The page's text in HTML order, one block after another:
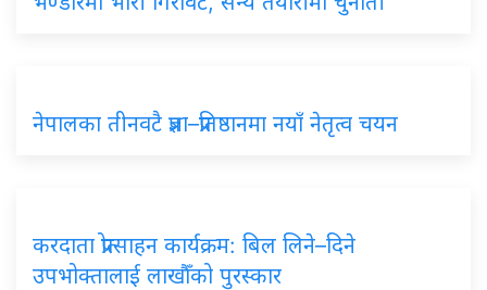
नेपालका तीनवटै प्रज्ञा–प्रतिष्ठानमा नयाँ नेतृत्व चयन
करदाता प्रोत्साहन कार्यक्रम: बिल लिने–दिने
उपभोक्तालाई लाखौँको पुरस्कार